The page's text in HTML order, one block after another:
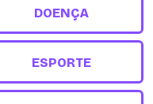
DOENÇA
ESPORTE